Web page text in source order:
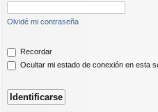
Olvidé mi contraseña
Recordar
Ocultar mi estado de conexión en esta